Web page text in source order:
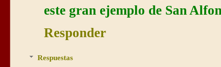
este gran ejemplo de San
Responder
Respuestas